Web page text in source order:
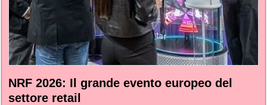
NRF 2026: Il grande evento europeo del
settore retail